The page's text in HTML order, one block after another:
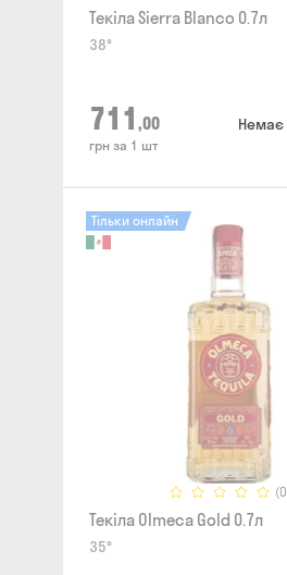
Текіла Sierra Blanco 0.7л
38°
711 ,00
грн за 1 шт
Немає
Тільки онлайн
Текіла Olmeca Gold 0.7л
35°